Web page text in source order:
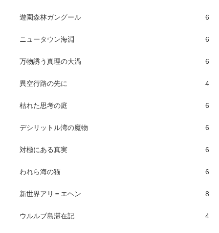
遊園森林ガングール 6
ニュータウン海淵 6
万物誘う真理の大渦 6
異空行路の先に 4
枯れた思考の庭 6
デシリットル湾の魔物 6
対極にある真実 6
われら海の猫 6
新世界アリ＝エヘン 8
ウルルブ島滞在記 4